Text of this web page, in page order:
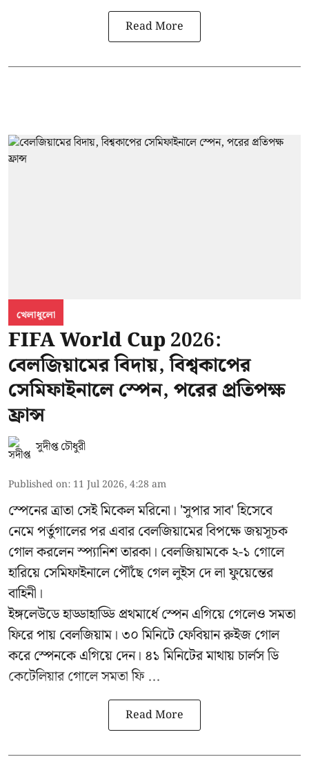
Read More
খেলাধুলো
FIFA World Cup 2026:
বেলজিয়ামের বিদায়, বিশ্বকাপের
সেমিফাইনালে স্পেন, পরের প্রতিপক্ষ
ফ্রান্স
সুদীপ্ত চৌধুরী
Published on: 11 Jul 2026, 4:28 am
স্পেনের ত্রাতা সেই মিকেল মরিনো। 'সুপার সাব' হিসেবে
নেমে পর্তুগালের পর এবার বেলজিয়ামের বিপক্ষে জয়সূচক
গোল করলেন স্প্যানিশ তারকা। বেলজিয়ামকে ২-১ গোলে
হারিয়ে সেমিফাইনালে পৌঁছে গেল লুইস দে লা ফুয়েন্তের
বাহিনী।
ইঙ্গলেউডে হাড্ডাহাড্ডি প্রথমার্ধে স্পেন এগিয়ে গেলেও সমতা
ফিরে পায় বেলজিয়াম। ৩০ মিনিটে ফেবিয়ান রুইজ গোল
করে স্পেনকে এগিয়ে দেন। ৪১ মিনিটের মাথায় চার্লস ডি
কেটেলিয়ার গোলে সমতা ফি ...
Read More